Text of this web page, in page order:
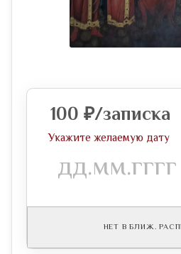
100 ₽/записка
Укажите желаемую дату
НЕТ В БЛИЖ.